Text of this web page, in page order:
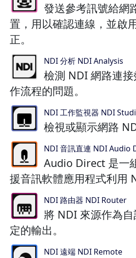
發送參考訊號給網
置，用以確認連線，並啟
正。
NDI 分析 NDI Analysis
檢測 NDI 網路連
作流程的問題。
NDI 工作監視器 NDI
檢視或顯示網路
NDI 音訊直連 NDI Audio
Audio Direct 是一
援音訊軟體應用程式利用
NDI 路由器 NDI Router
將 NDI 來源作為
定的輸出。
NDI 遠端 NDI Remote